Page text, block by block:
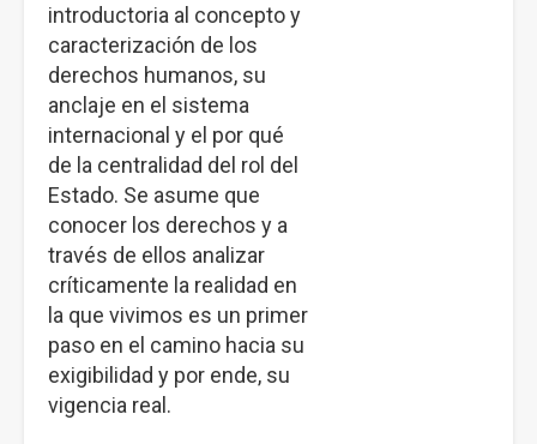
introductoria al concepto y
caracterización de los
derechos humanos, su
anclaje en el sistema
internacional y el por qué
de la centralidad del rol del
Estado. Se asume que
conocer los derechos y a
través de ellos analizar
críticamente la realidad en
la que vivimos es un primer
paso en el camino hacia su
exigibilidad y por ende, su
vigencia real.